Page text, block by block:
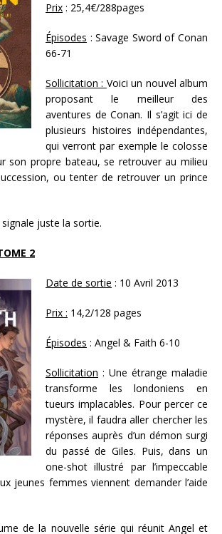
Prix : 25,4€/288pages
Épisodes : Savage Sword of Conan
66-71
Sollicitation : Voici un nouvel album
proposant le meilleur des
aventures de Conan. Il s’agit ici de
plusieurs histoires indépendantes,
qui verront par exemple le colosse
son propre bateau, se retrouver au milieu
ou tenter de retrouver un prince
signale juste la sortie.
2
Date de sortie : 10 Avril 2013
Prix : 14,2/128 pages
Épisodes : Angel & Faith 6-10
Sollicitation : Une étrange maladie
transforme les londoniens en
tueurs implacables. Pour percer ce
mystère, il faudra aller chercher les
réponses auprès d’un démon surgi
du passé de Giles. Puis, dans un
one-shot illustré par l’impeccable
jeunes femmes viennent demander l’aide
de la nouvelle série qui réunit Angel et